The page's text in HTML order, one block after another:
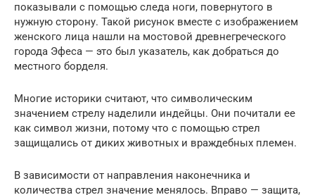
показывали с помощью следа ноги, повернутого в
нужную сторону. Такой рисунок вместе с изображением
женского лица нашли на мостовой древнегреческого
города Эфеса — это был указатель, как добраться до
местного борделя.
Многие историки считают, что символическим
значением стрелу наделили индейцы. Они почитали ее
как символ жизни, потому что с помощью стрел
защищались от диких животных и враждебных племен.
В зависимости от направления наконечника и
количества стрел значение менялось. Вправо — защита,